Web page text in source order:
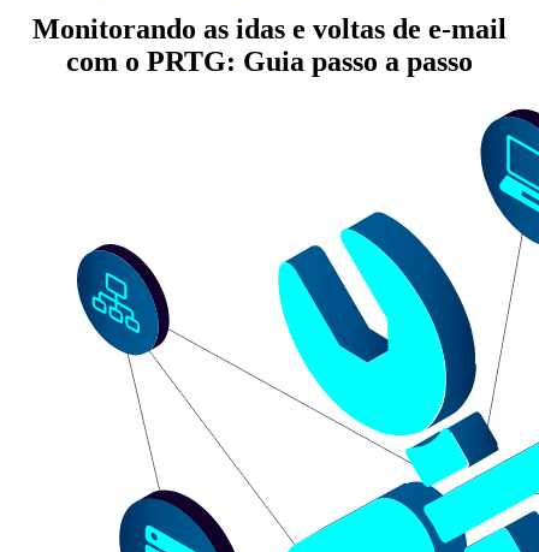
Monitorando as idas e voltas de e-mail
com o PRTG: Guia passo a passo